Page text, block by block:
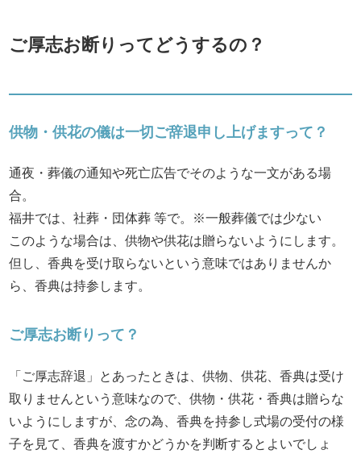
ご厚志お断りってどうするの？
供物・供花の儀は一切ご辞退申し上げますって？
通夜・葬儀の通知や死亡広告でそのような一文がある場
合。
福井では、社葬・団体葬 等で。※一般葬儀では少ない
このような場合は、供物や供花は贈らないようにします。
但し、香典を受け取らないという意味ではありませんか
ら、香典は持参します。
ご厚志お断りって？
「ご厚志辞退」とあったときは、供物、供花、香典は受け
取りませんという意味なので、供物・供花・香典は贈らな
いようにしますが、念の為、香典を持参し式場の受付の様
子を見て、香典を渡すかどうかを判断するとよいでしょ